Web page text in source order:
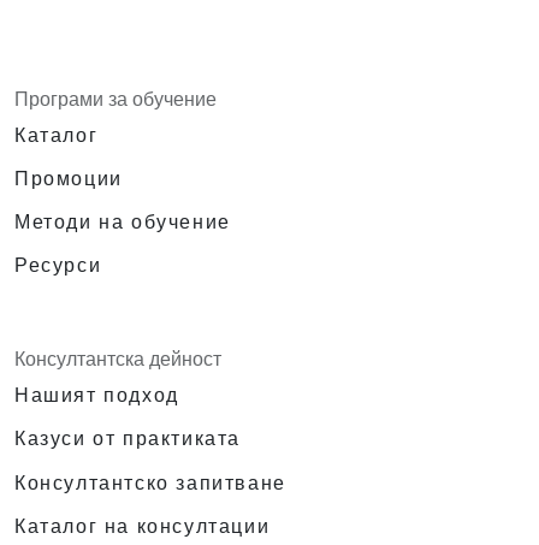
Програми за обучение
Каталог
Промоции
Методи на обучение
Ресурси
Консултантска дейност
Нашият подход
Казуси от практиката
Консултантско запитване
Каталог на консултации